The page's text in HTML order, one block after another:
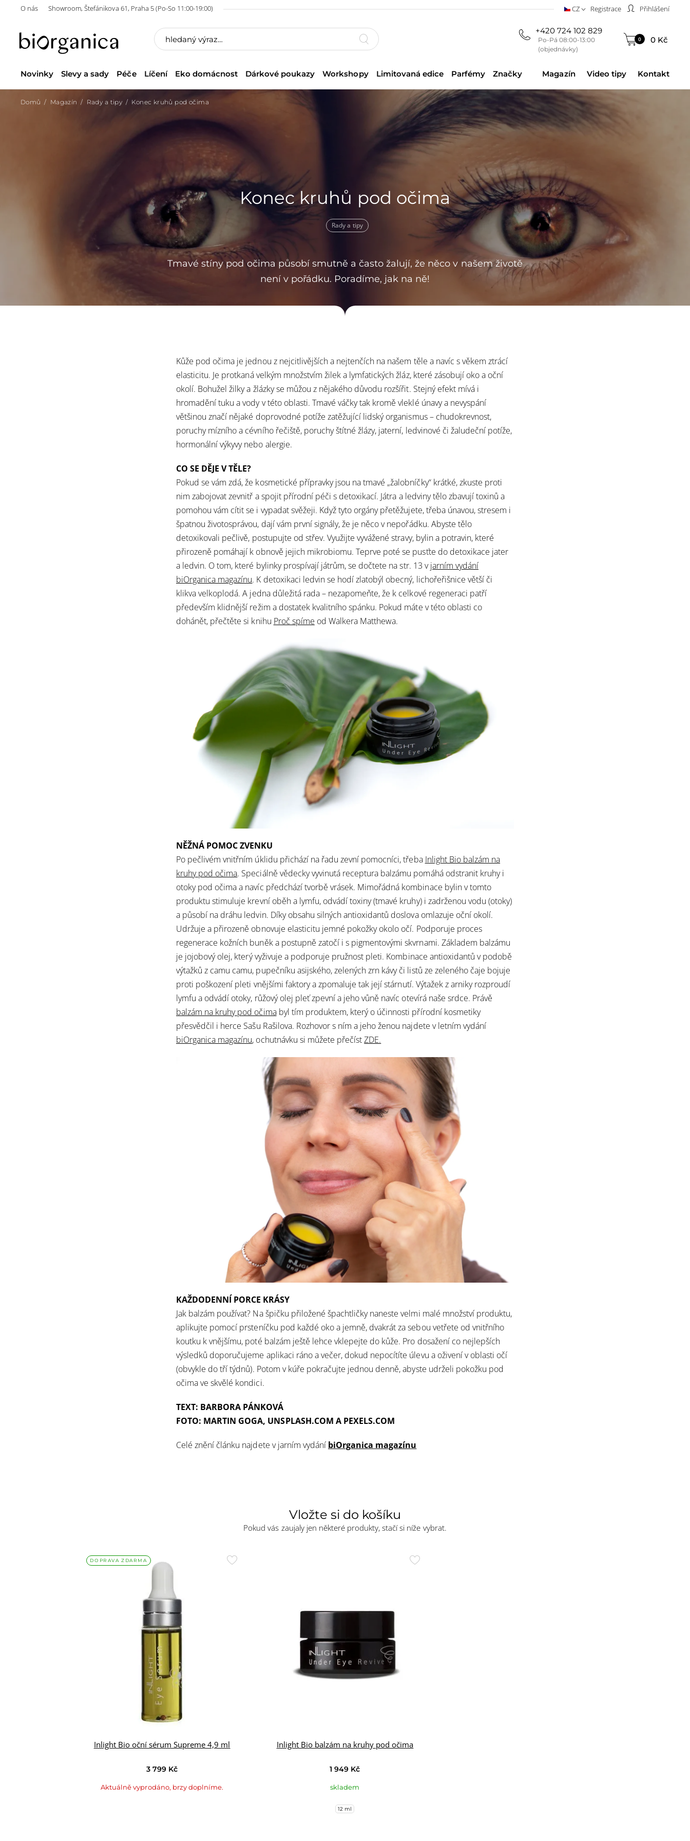
O nás Showroom, Štefánikova 61, Praha 5 (Po-So 11:00-19:00) CZ Registrace Přihlášení
+420 724 102 829
Po-Pá 08:00-13:00
(objednávky)
0 0 Kč
Novinky Slevy a sady Péče Líčení Eko domácnost Dárkové poukazy Workshopy Limitovaná edice Parfémy Značky Magazín Video tipy Kontakt
Domů Magazín Rady a tipy Konec kruhů pod očima
Konec kruhů pod očima
Rady a tipy
Tmavé stíny pod očima působí smutně a často žalují, že něco v našem životě
není v pořádku. Poradíme, jak na ně!
Kůže pod očima je jednou z nejcitlivějších a nejtenčích na našem těle a navíc s věkem ztrácí
elasticitu. Je protkaná velkým množstvím žilek a lymfatických žláz, které zásobují oko a oční
okolí. Bohužel žilky a žlázky se můžou z nějakého důvodu rozšířit. Stejný efekt mívá i
hromadění tuku a vody v této oblasti. Tmavé váčky tak kromě vleklé únavy a nevyspání
většinou značí nějaké doprovodné potíže zatěžující lidský organismus – chudokrevnost,
poruchy mízního a cévního řečiště, poruchy štítné žlázy, jaterní, ledvinové či žaludeční potíže,
hormonální výkyvy nebo alergie.
CO SE DĚJE V TĚLE?
Pokud se vám zdá, že kosmetické přípravky jsou na tmavé „žalobníčky“ krátké, zkuste proti
nim zabojovat zevnitř a spojit přírodní péči s detoxikací. Játra a ledviny tělo zbavují toxinů a
pomohou vám cítit se i vypadat svěžeji. Když tyto orgány přetěžujete, třeba únavou, stresem i
špatnou životosprávou, dají vám první signály, že je něco v nepořádku. Abyste tělo
detoxikovali pečlivě, postupujte od střev. Využijte vyvážené stravy, bylin a potravin, které
přirozeně pomáhají k obnově jejich mikrobiomu. Teprve poté se pusťte do detoxikace jater
a ledvin. O tom, které bylinky prospívají játrům, se dočtete na str. 13 vjarním vydání
biOrganica magazínu. K detoxikaci ledvin se hodí zlatobýl obecný, lichořeřišnice větší či
klikva velkoplodá. A jedna důležitá rada – nezapomeňte, že k celkové regeneraci patří
především klidnější režim a dostatek kvalitního spánku. Pokud máte v této oblasti co
dohánět, přečtěte si knihu Proč spíme od Walkera Matthewa.
NĚŽNÁ POMOC ZVENKU
Po pečlivém vnitřním úklidu přichází na řadu zevní pomocníci, třeba Inlight Bio balzám na
kruhy pod očima. Speciálně vědecky vyvinutá receptura balzámu pomáhá odstranit kruhy i
otoky pod očima a navíc předchází tvorbě vrásek. Mimořádná kombinace bylin v tomto
produktu stimuluje krevní oběh a lymfu, odvádí toxiny (tmavé kruhy) i zadrženou vodu (otoky)
a působí na dráhu ledvin. Díky obsahu silných antioxidantů doslova omlazuje oční okolí.
Udržuje a přirozeně obnovuje elasticitu jemné pokožky okolo očí. Podporuje proces
regenerace kožních buněk a postupně zatočí i s pigmentovými skvrnami. Základem balzámu
je jojobový olej, který vyživuje a podporuje pružnost pleti. Kombinace antioxidantů v podobě
výtažků z camu camu, pupečníku asijského, zelených zrn kávy či listů ze zeleného čaje bojuje
proti poškození pleti vnějšími faktory a zpomaluje tak její stárnutí. Výtažek z arniky rozproudí
lymfu a odvádí otoky, růžový olej pleť zpevní a jeho vůně navíc otevírá naše srdce. Právě
balzám na kruhy pod očimabyl tím produktem, který o účinnosti přírodní kosmetiky
přesvědčil i herce Sašu Rašilova. Rozhovor s ním a jeho ženou najdete v letním vydání
biOrganica magazínu, ochutnávku si můžete přečístZDE.
KAŽDODENNÍ PORCE KRÁSY
Jak balzám používat? Na špičku přiložené špachtličky naneste velmi malé množství produktu,
aplikujte pomocí prsteníčku pod každé oko a jemně, dvakrát za sebou vetřete od vnitřního
koutku k vnějšímu, poté balzám ještě lehce vklepejte do kůže. Pro dosažení co nejlepších
výsledků doporučujeme aplikaci ráno a večer, dokud nepocítíte úlevu a oživení v oblasti očí
(obvykle do tří týdnů). Potom v kúře pokračujte jednou denně, abyste udrželi pokožku pod
očima ve skvělé kondici.
TEXT: BARBORA PÁNKOVÁ
FOTO: MARTIN GOGA, UNSPLASH.COM A PEXELS.COM
Celé znění článku najdete v jarním vydání biOrganica magazínu
Vložte si do košíku
Pokud vás zaujaly jen některé produkty, stačí si níže vybrat.
DOPRAVA ZDARMA
Přidat
Inlight Bio oční sérum Supreme 4,9 ml
3 799 Kč
Aktuálně vyprodáno, brzy doplníme.
Přidat
Inlight Bio balzám na kruhy pod očima
1 949 Kč
skladem
12 ml